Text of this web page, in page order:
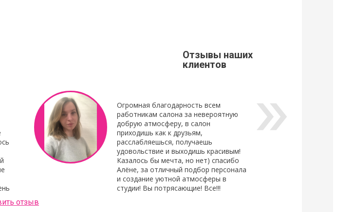
Отзывы наших
клиентов
Огромная благодарность всем
работникам салона за невероятную
добрую атмосферу, в салон
приходишь как к друзьям,
расслабляешься, получаешь
удовольствие и выходишь красивым!
Казалось бы мечта, но нет) спасибо
Алёне, за отличный подбор персонала
и создание уютной атмосферы в
студии! Вы потрясающие! Все!!!
Людмила Шашок
отзыв